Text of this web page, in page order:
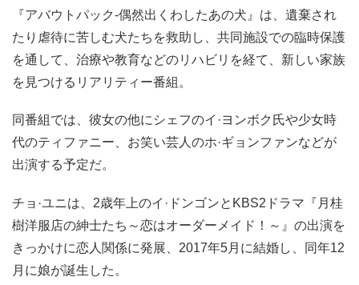
『アバウトパック-偶然出くわしたあの犬』は、遺棄され
たり虐待に苦しむ犬たちを救助し、共同施設での臨時保護
を通して、治療や教育などのリハビリを経て、新しい家族
を見つけるリアリティー番組。
同番組では、彼女の他にシェフのイ·ヨンボク氏や少女時
代のティファニー、お笑い芸人のホ·ギョンファンなどが
出演する予定だ。
チョ·ユニは、2歳年上のイ·ドンゴンとKBS2ドラマ『月桂
樹洋服店の紳士たち～恋はオーダーメイド！～』の出演を
きっかけに恋人関係に発展、2017年5月に結婚し、同年12
月に娘が誕生した。